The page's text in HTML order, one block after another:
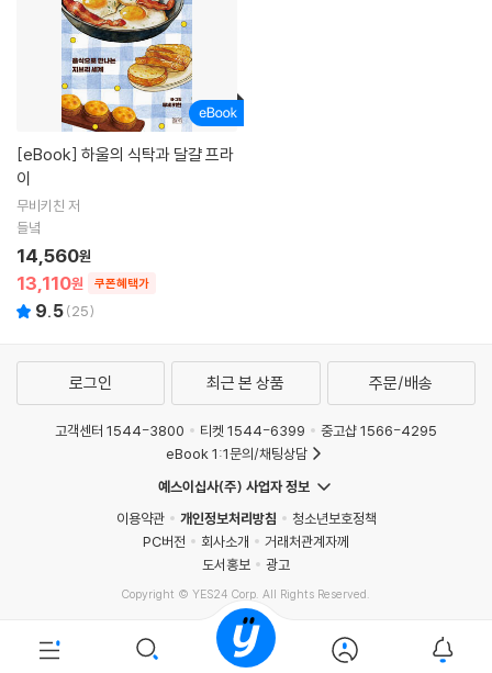
[eBook]
이
무비키친 저
들녘
13,110원 쿠폰혜택가
14,560원
9.5(25)
로그인 최근 본 상품 주문/배송
고객센터 1544-3800 티켓 1544-6399
중고샵 1566-4295
eBook 1:1문의/채팅상담
예스이십사(주) 사업자 정보
이용약관
개인정보처리방침
청소년보호정책
PC버전
회사소개
거래처관계자께
도서홍보
광고
Copyright © YES24 Corp. All Rights Reserved.